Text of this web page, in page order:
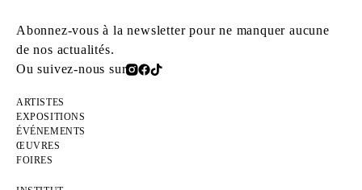
Abonnez-vous à la newsletter pour ne manquer aucune
de nos actualités.
Ou suivez-nous sur
ARTISTES
EXPOSITIONS
ÉVÉNEMENTS
ŒUVRES
FOIRES